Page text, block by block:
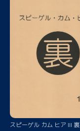
スピーゲル カム ヒア III 裏